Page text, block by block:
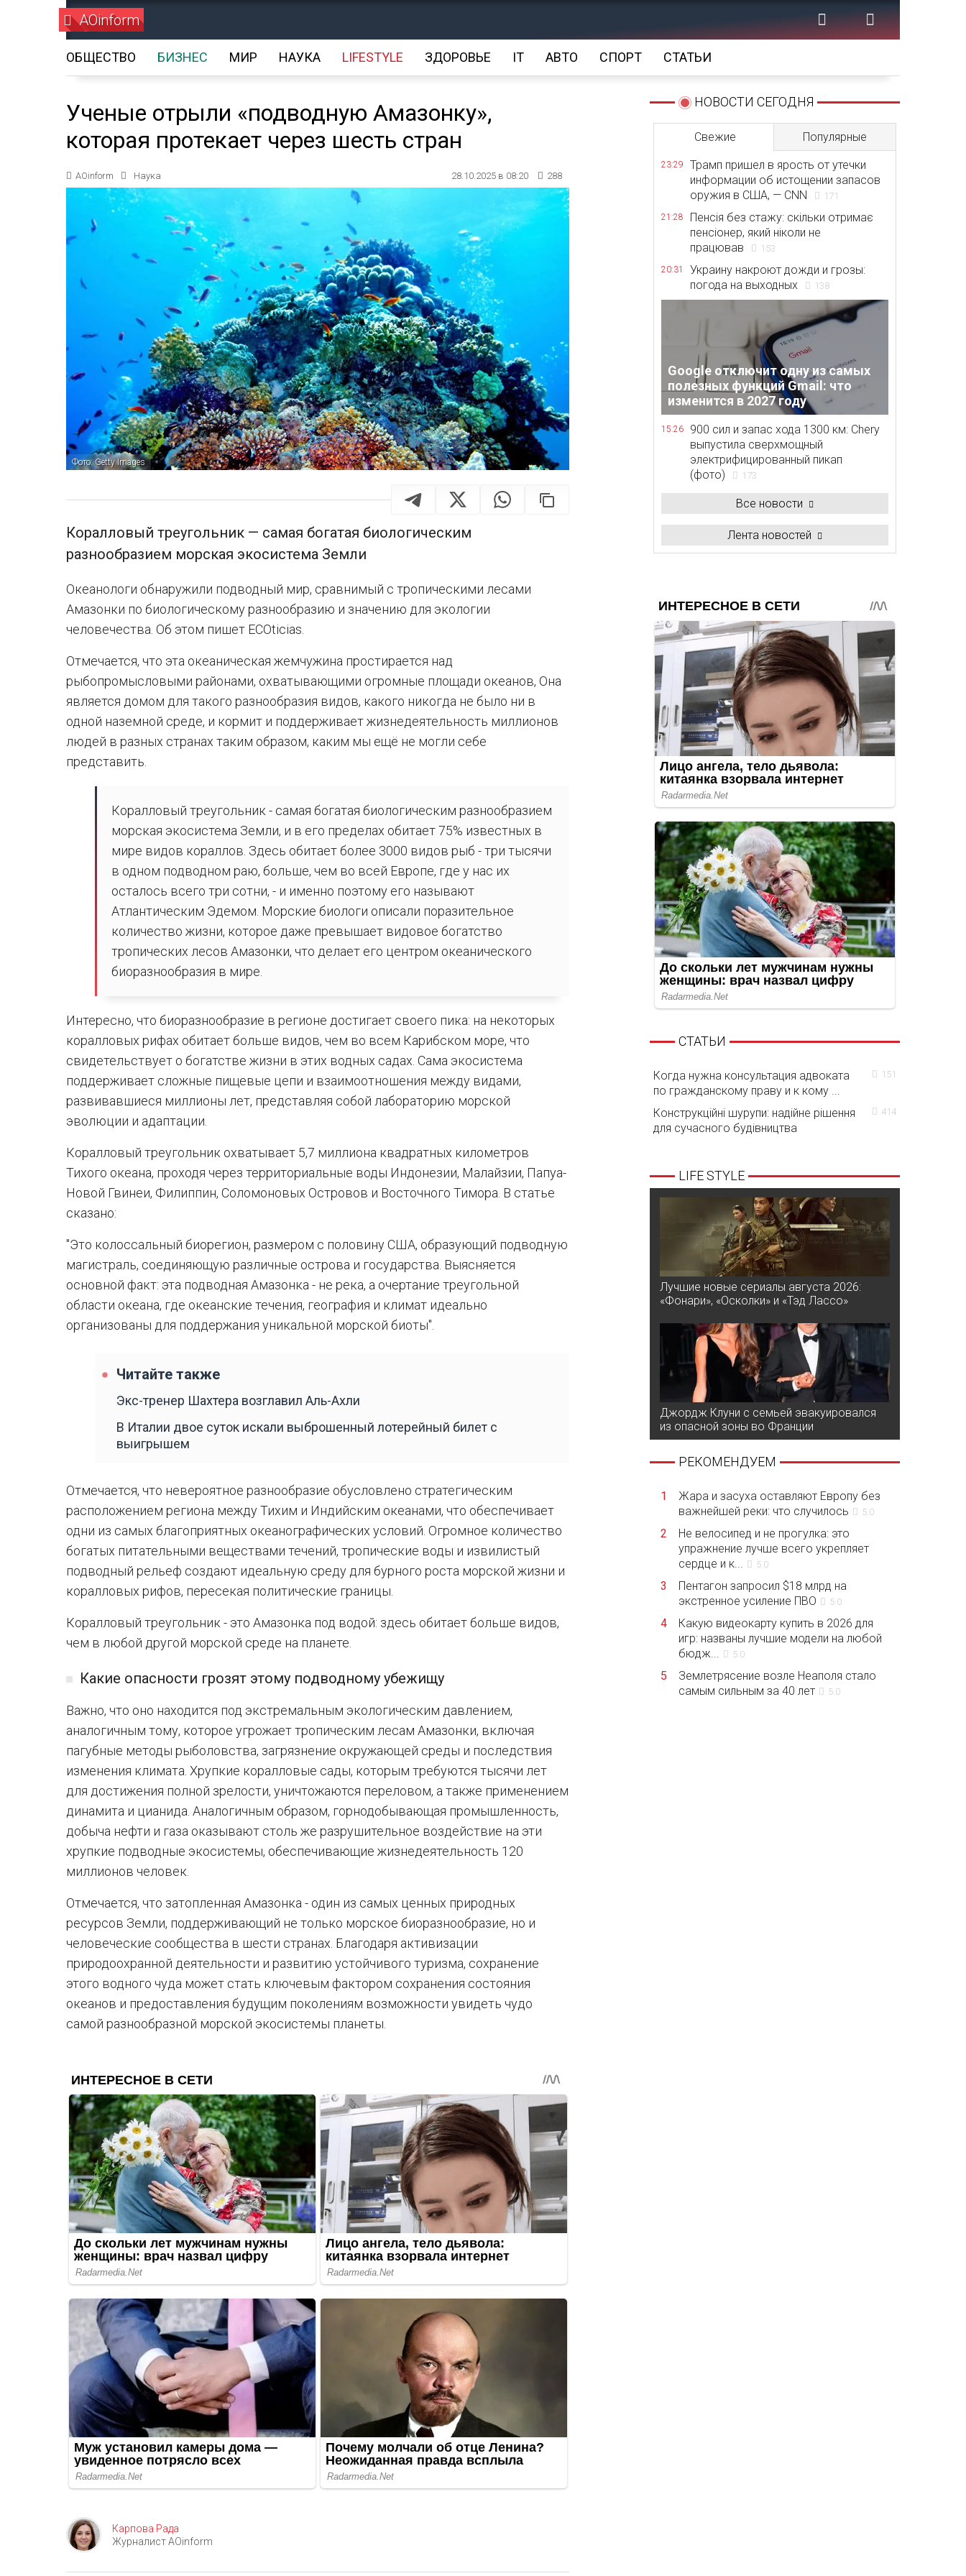
AOinform
ОБЩЕСТВО БИЗНЕС МИР НАУКА LIFESTYLE ЗДОРОВЬЕ IT АВТО СПОРТ СТАТЬИ
Ученые отрыли «подводную Амазонку»,
которая протекает через шесть стран
AOinform Наука 28.10.2025 в 08:20 288
Фото: Getty Images
Коралловый треугольник — самая богатая биологическим
разнообразием морская экосистема Земли
Океанологи обнаружили подводный мир, сравнимый с тропическими лесами
Амазонки по биологическому разнообразию и значению для экологии
человечества. Об этом пишет ECOticias.
Отмечается, что эта океаническая жемчужина простирается над
рыбопромысловыми районами, охватывающими огромные площади океанов, Она
является домом для такого разнообразия видов, какого никогда не было ни в
одной наземной среде, и кормит и поддерживает жизнедеятельность миллионов
людей в разных странах таким образом, каким мы ещё не могли себе
представить.
Коралловый треугольник - самая богатая биологическим разнообразием
морская экосистема Земли, и в его пределах обитает 75% известных в
мире видов кораллов. Здесь обитает более 3000 видов рыб - три тысячи
в одном подводном раю, больше, чем во всей Европе, где у нас их
осталось всего три сотни, - и именно поэтому его называют
Атлантическим Эдемом. Морские биологи описали поразительное
количество жизни, которое даже превышает видовое богатство
тропических лесов Амазонки, что делает его центром океанического
биоразнообразия в мире.
Интересно, что биоразнообразие в регионе достигает своего пика: на некоторых
коралловых рифах обитает больше видов, чем во всем Карибском море, что
свидетельствует о богатстве жизни в этих водных садах. Сама экосистема
поддерживает сложные пищевые цепи и взаимоотношения между видами,
развивавшиеся миллионы лет, представляя собой лабораторию морской
эволюции и адаптации.
Коралловый треугольник охватывает 5,7 миллиона квадратных километров
Тихого океана, проходя через территориальные воды Индонезии, Малайзии, Папуа-
Новой Гвинеи, Филиппин, Соломоновых Островов и Восточного Тимора. В статье
сказано:
"Это колоссальный биорегион, размером с половину США, образующий подводную
магистраль, соединяющую различные острова и государства. Выясняется
основной факт: эта подводная Амазонка - не река, а очертание треугольной
области океана, где океанские течения, география и климат идеально
организованы для поддержания уникальной морской биоты".
Читайте также
Экс-тренер Шахтера возглавил Аль-Ахли
В Италии двое суток искали выброшенный лотерейный билет с
выигрышем
Отмечается, что невероятное разнообразие обусловлено стратегическим
расположением региона между Тихим и Индийским океанами, что обеспечивает
одни из самых благоприятных океанографических условий. Огромное количество
богатых питательными веществами течений, тропические воды и извилистый
подводный рельеф создают идеальную среду для бурного роста морской жизни и
коралловых рифов, пересекая политические границы.
Коралловый треугольник - это Амазонка под водой: здесь обитает больше видов,
чем в любой другой морской среде на планете.
Какие опасности грозят этому подводному убежищу
Важно, что оно находится под экстремальным экологическим давлением,
аналогичным тому, которое угрожает тропическим лесам Амазонки, включая
пагубные методы рыболовства, загрязнение окружающей среды и последствия
изменения климата. Хрупкие коралловые сады, которым требуются тысячи лет
для достижения полной зрелости, уничтожаются переловом, а также применением
динамита и цианида. Аналогичным образом, горнодобывающая промышленность,
добыча нефти и газа оказывают столь же разрушительное воздействие на эти
хрупкие подводные экосистемы, обеспечивающие жизнедеятельность 120
миллионов человек.
Отмечается, что затопленная Амазонка - один из самых ценных природных
ресурсов Земли, поддерживающий не только морское биоразнообразие, но и
человеческие сообщества в шести странах. Благодаря активизации
природоохранной деятельности и развитию устойчивого туризма, сохранение
этого водного чуда может стать ключевым фактором сохранения состояния
океанов и предоставления будущим поколениям возможности увидеть чудо
самой разнообразной морской экосистемы планеты.
Карпова Рада
Журналист AOinform
НОВОСТИ СЕГОДНЯ
Свежие Популярные
23:29
Трамп пришел в ярость от утечки
информации об истощении запасов
оружия в США, — CNN
171
21:28
Пенсія без стажу: скільки отримає
пенсіонер, який ніколи не
працював
153
20:31
Украину накроют дожди и грозы:
погода на выходных
138
Google отключит одну из самых
полезных функций Gmail: что
изменится в 2027 году
15:26
900 сил и запас хода 1300 км: Chery
выпустила сверхмощный
электрифицированный пикап
(фото)
173
Все новости
Лента новостей
СТАТЬИ
Когда нужна консультация адвоката
по гражданскому праву и к кому ...
151
Конструкційні шурупи: надійне рішення
для сучасного будівництва
414
LIFE STYLE
Лучшие новые сериалы августа 2026:
«Фонари», «Осколки» и «Тэд Лассо»
Джордж Клуни с семьей эвакуировался
из опасной зоны во Франции
РЕКОМЕНДУЕМ
1
Жара и засуха оставляют Европу без
важнейшей реки: что случилось
5.0
2
Не велосипед и не прогулка: это
упражнение лучше всего укрепляет
сердце и к...
5.0
3
Пентагон запросил $18 млрд на
экстренное усиление ПВО
5.0
4
Какую видеокарту купить в 2026 для
игр: названы лучшие модели на любой
бюдж...
5.0
5
Землетрясение возле Неаполя стало
самым сильным за 40 лет
5.0